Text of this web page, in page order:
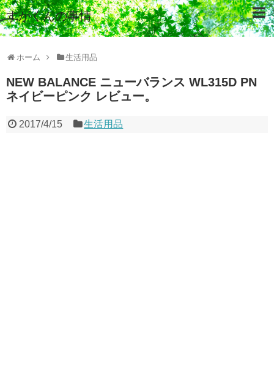
すがくんの事情
ホーム 生活用品
NEW BALANCE ニューバランス WL315D PN
ネイビーピンク レビュー。
2017/4/15 生活用品